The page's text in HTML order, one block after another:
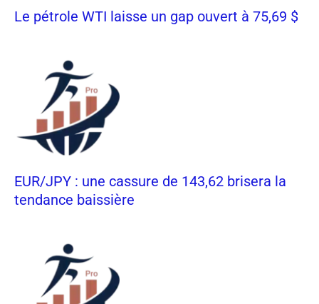
Le pétrole WTI laisse un gap ouvert à 75,69 $
EUR/JPY : une cassure de 143,62 brisera la
tendance baissière